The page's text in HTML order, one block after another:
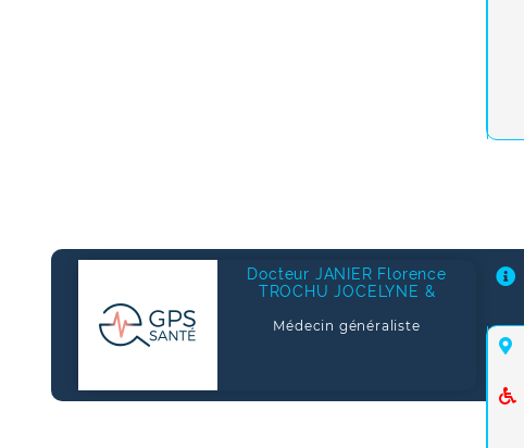
Docteur JANIER Florence
TROCHU JOCELYNE &
Médecin généraliste